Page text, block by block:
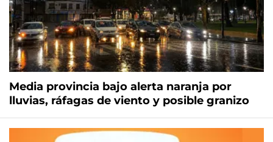
Media provincia bajo alerta naranja por
lluvias, ráfagas de viento y posible granizo